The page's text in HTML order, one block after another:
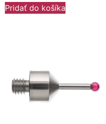
Pridať do košíka